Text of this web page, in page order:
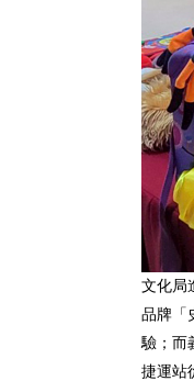
文化局
品牌「
驗；而
捷運站